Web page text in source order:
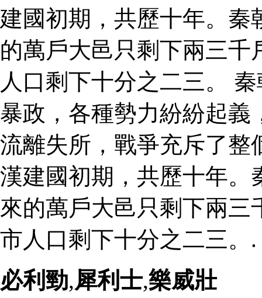
建國初期，共歷十年。秦
的萬戶大邑只剩下兩三
人口剩下十分之二三。
暴政，各種勢力紛紛起義
流離失所，戰爭充斥了整
漢建國初期，共歷十年。
來的萬戶大邑只剩下兩
市人口剩下十分之二三。.
必利勁,犀利士,樂威壯